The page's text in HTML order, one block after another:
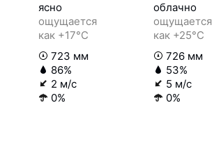
ясно
ощущается
как +17°C
723 мм
86%
2 м/с
0%
облачно
ощущается
как +25°C
726 мм
53%
5 м/с
0%